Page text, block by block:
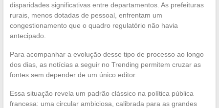
disparidades significativas entre departamentos. As prefeituras
rurais, menos dotadas de pessoal, enfrentam um
congestionamento que o quadro regulatório não havia
antecipado.
Para acompanhar a evolução desse tipo de processo ao longo
dos dias, as notícias a seguir no Trending permitem cruzar as
fontes sem depender de um único editor.
Essa situação revela um padrão clássico na política pública
francesa: uma circular ambiciosa, calibrada para as grandes